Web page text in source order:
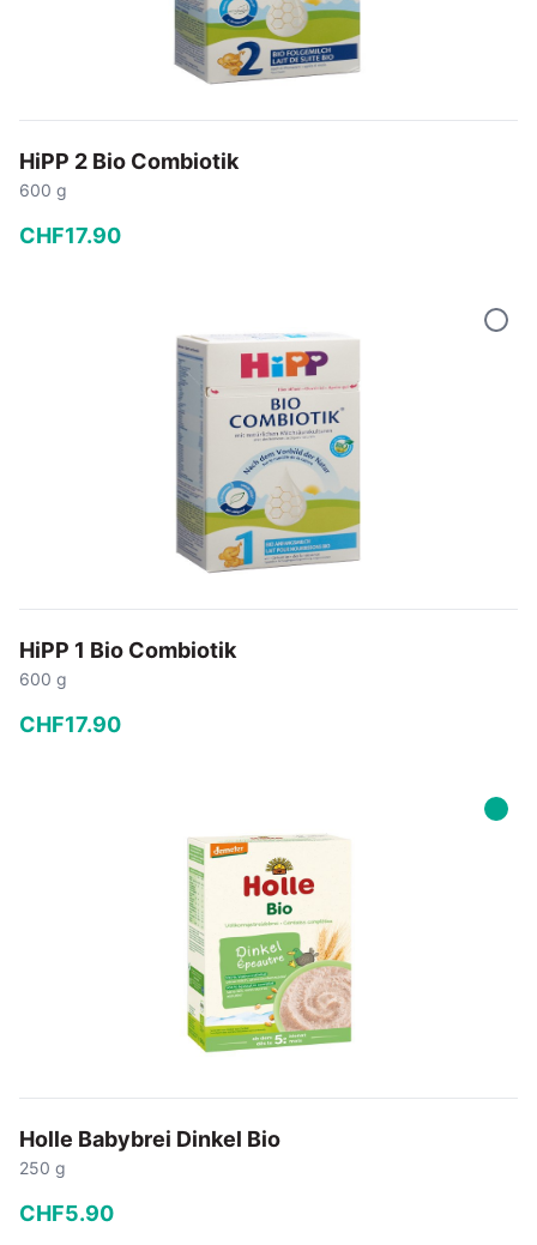
HiPP 2 Bio Combiotik
600 g
CHF17.90
In den Warenkorb
HiPP 1 Bio Combiotik
600 g
CHF17.90
In den Warenkorb
Holle Babybrei Dinkel Bio
250 g
CHF5.90